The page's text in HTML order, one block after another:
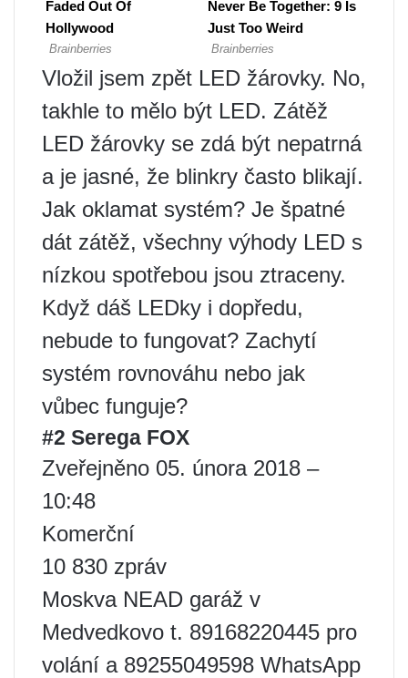
Vložil jsem zpět LED žárovky. No,
takhle to mělo být LED. Zátěž
LED žárovky se zdá být nepatrná
a je jasné, že blinkry často blikají.
Jak oklamat systém? Je špatné
dát zátěž, všechny výhody LED s
nízkou spotřebou jsou ztraceny.
Když dáš LEDky i dopředu,
nebude to fungovat? Zachytí
systém rovnováhu nebo jak
vůbec funguje?
#2 Serega FOX
Zveřejněno 05. února 2018 –
10:48
Komerční
10 830 zpráv
Moskva NEAD garáž v
Medvedkovo t. 89168220445 pro
volání a 89255049598 WhatsApp